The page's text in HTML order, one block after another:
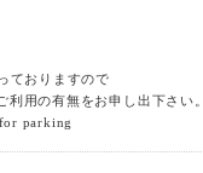
ておりますので
利用の有無をお申し出下さい。
parking